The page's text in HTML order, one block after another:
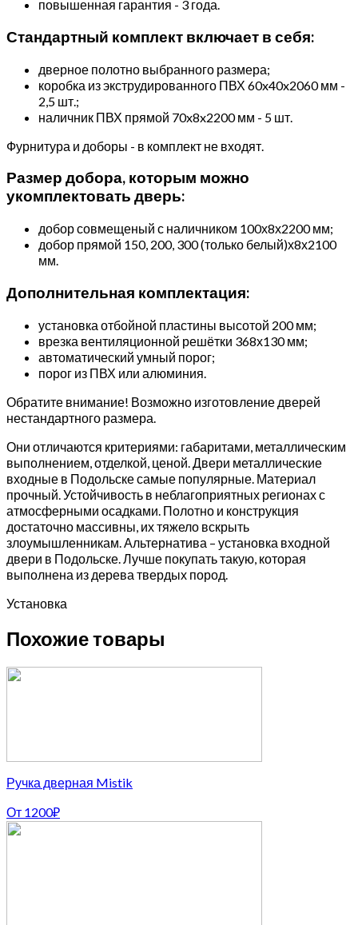
повышенная гарантия - 3 года.
Стандартный комплект включает в себя:
дверное полотно выбранного размера;
коробка из экструдированного ПВХ 60x40x2060 мм -
2,5 шт.;
наличник ПВХ прямой 70x8x2200 мм - 5 шт.
Фурнитура и доборы - в комплект не входят.
Размер добора, которым можно
укомплектовать дверь:
добор совмещеный с наличником 100х8х2200 мм;
добор прямой 150, 200, 300 (только белый)х8х2100
мм.
Дополнительная комплектация:
установка отбойной пластины высотой 200 мм;
врезка вентиляционной решётки 368х130 мм;
автоматический умный порог;
порог из ПВХ или алюминия.
Обратите внимание! Возможно изготовление дверей
нестандартного размера.
Они отличаются критериями: габаритами, металлическим
выполнением, отделкой, ценой. Двери металлические
входные в Подольске самые популярные. Материал
прочный. Устойчивость в неблагоприятных регионах с
атмосферными осадками. Полотно и конструкция
достаточно массивны, их тяжело вскрыть
злоумышленникам. Альтернатива – установка входной
двери в Подольске. Лучше покупать такую, которая
выполнена из дерева твердых пород.
Установка
Похожие товары
Ручка дверная Mistik
От 1200₽